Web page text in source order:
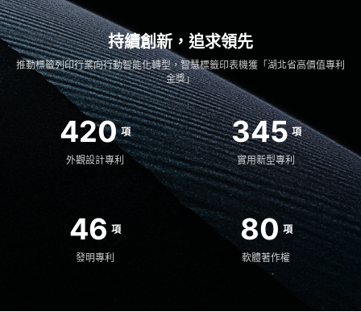
持續創新，追求領先​
推動標籤列印行業向行動智能化轉型，智慧標籤印表機獲「湖北省高價值專利
金獎」​
420 項​
外觀設計專利​
345 項​
實用新型專利​
46 項​
發明專利​
80 項​
軟體著作權​